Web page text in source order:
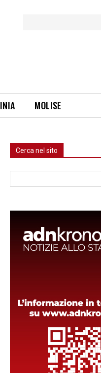
MOLISE
Cerca nel sito